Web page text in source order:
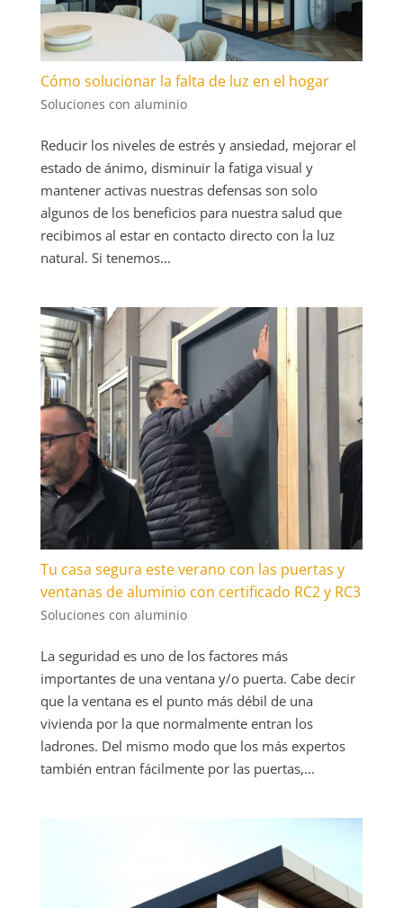
Cómo solucionar la falta de luz en el hogar
Soluciones con aluminio
Reducir los niveles de estrés y ansiedad, mejorar el
estado de ánimo, disminuir la fatiga visual y
mantener activas nuestras defensas son solo
algunos de los beneficios para nuestra salud que
recibimos al estar en contacto directo con la luz
natural. Si tenemos...
Tu casa segura este verano con las puertas y
ventanas de aluminio con certificado RC2 y RC3
Soluciones con aluminio
La seguridad es uno de los factores más
importantes de una ventana y/o puerta. Cabe decir
que la ventana es el punto más débil de una
vivienda por la que normalmente entran los
ladrones. Del mismo modo que los más expertos
también entran fácilmente por las puertas,...